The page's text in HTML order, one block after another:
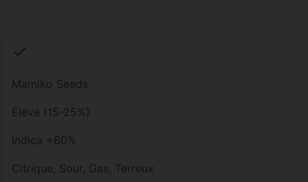
check
Mamiko Seeds
Élevé (15-25%)
Indica +60%
Citrique, Sour, Gas, Terreux